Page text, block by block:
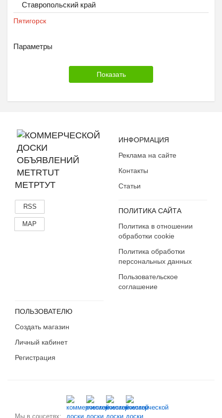
Ставропольский край
Пятигорск
Параметры
МЕТРТУТ
RSS
MAP
ИНФОРМАЦИЯ
Реклама на сайте
Контакты
Статьи
ПОЛИТИКА САЙТА
Политика в отношении
обработки cookie
Политика обработки
персональных данных
Пользовательское
соглашение
ПОЛЬЗОВАТЕЛЮ
Создать магазин
Личный кабинет
Регистрация
Мы в соцсетях: